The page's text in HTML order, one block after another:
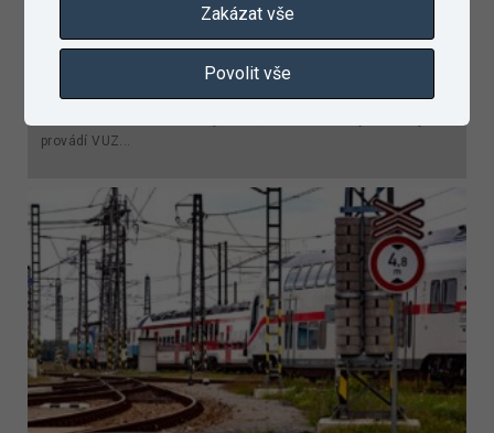
Certifikace výrobků – drážních vozidel a jejich částí, kolejových
drah a součástí kolejových drah ve smyslu zákona č. 266/1994
provádí VUZ...
Zakázat vše
Povolit vše